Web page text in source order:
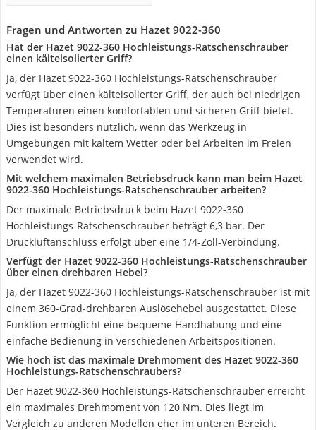
Fragen und Antworten zu Hazet 9022-360
Hat der Hazet 9022-360 Hochleistungs-Ratschenschrauber
einen kälteisolierter Griff?
Ja, der Hazet 9022-360 Hochleistungs-Ratschenschrauber
verfügt über einen kälteisolierter Griff, der auch bei niedrigen
Temperaturen einen komfortablen und sicheren Griff bietet.
Dies ist besonders nützlich, wenn das Werkzeug in
Umgebungen mit kaltem Wetter oder bei Arbeiten im Freien
verwendet wird.
Mit welchem maximalen Betriebsdruck kann man beim Hazet
9022-360 Hochleistungs-Ratschenschrauber arbeiten?
Der maximale Betriebsdruck beim Hazet 9022-360
Hochleistungs-Ratschenschrauber beträgt 6,3 bar. Der
Druckluftanschluss erfolgt über eine 1/4-Zoll-Verbindung.
Verfügt der Hazet 9022-360 Hochleistungs-Ratschenschrauber
über einen drehbaren Hebel?
Ja, der Hazet 9022-360 Hochleistungs-Ratschenschrauber ist mit
einem 360-Grad-drehbaren Auslösehebel ausgestattet. Diese
Funktion ermöglicht eine bequeme Handhabung und eine
einfache Bedienung in verschiedenen Arbeitspositionen.
Wie hoch ist das maximale Drehmoment des Hazet 9022-360
Hochleistungs-Ratschenschraubers?
Der Hazet 9022-360 Hochleistungs-Ratschenschrauber erreicht
ein maximales Drehmoment von 120 Nm. Dies liegt im
Vergleich zu anderen Modellen eher im unteren Bereich.